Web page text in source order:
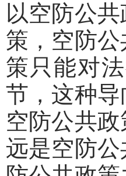
以空防公
策，空防
策只能对
节，这种
空防公共
远是空防